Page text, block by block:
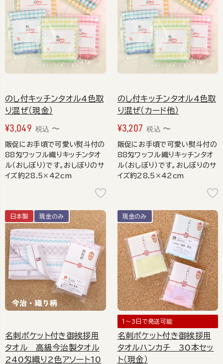
のし付キッチンタオル4色取
り混ぜ（現金）
¥3,049 税込 〜
販促にお手頃で可愛い熨斗付の
88匁ワッフル織りキッチンタオ
ル（おしぼり）です。おしぼりのサ
イズ約28.5×42cm
のし付キッチンタオル4色取
り混ぜ（カード他）
¥3,207 税込 〜
販促にお手頃で可愛い熨斗付の
88匁ワッフル織りキッチンタオ
ル（おしぼり）です。おしぼりのサ
イズ約28.5×42cm
名刺ポケット付き御挨拶用
タオル 高級今治製タオル
240匁織り2色アソート10
日本製 現金のみ
1～3日で発送可能
名刺ポケット付き御挨拶用
タオルハンカチ 30本セッ
ト（現金）
現金のみ